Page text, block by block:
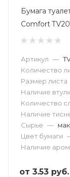
Бумага
Comfort
Артикул —
Количество
Размер листа
Наличие
Количество
Наличие
Сырье —
Цвет бумаги
Наличие
от 3.53 руб.